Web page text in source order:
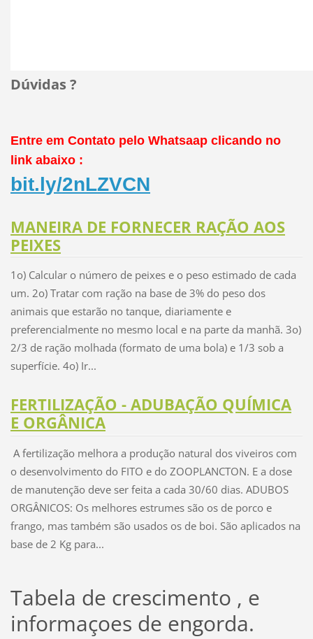
Dúvidas ?
Entre em Contato pelo Whatsaap clicando no
link abaixo :
bit.ly/2nLZVCN
MANEIRA DE FORNECER RAÇÃO AOS
PEIXES
1o) Calcular o número de peixes e o peso estimado de cada
um. 2o) Tratar com ração na base de 3% do peso dos
animais que estarão no tanque, diariamente e
preferencialmente no mesmo local e na parte da manhã. 3o)
2/3 de ração molhada (formato de uma bola) e 1/3 sob a
superfície. 4o) Ir...
FERTILIZAÇÃO - ADUBAÇÃO QUÍMICA
E ORGÂNICA
A fertilização melhora a produção natural dos viveiros com
o desenvolvimento do FITO e do ZOOPLANCTON. E a dose
de manutenção deve ser feita a cada 30/60 dias. ADUBOS
ORGÂNICOS: Os melhores estrumes são os de porco e
frango, mas também são usados os de boi. São aplicados na
base de 2 Kg para...
Tabela de crescimento , e
informaçoes de engorda.